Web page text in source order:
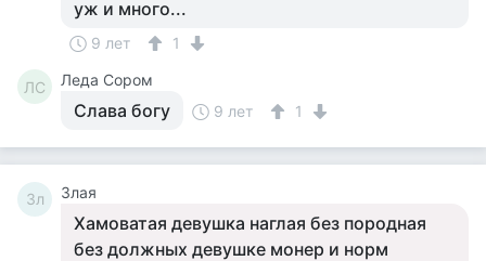
уж и много...
9 лет 1
ЛС Леда Сором
Слава богу 9 лет 1
Зл Злая
Хамоватая девушка наглая без породная
без должных девушке монер и норм